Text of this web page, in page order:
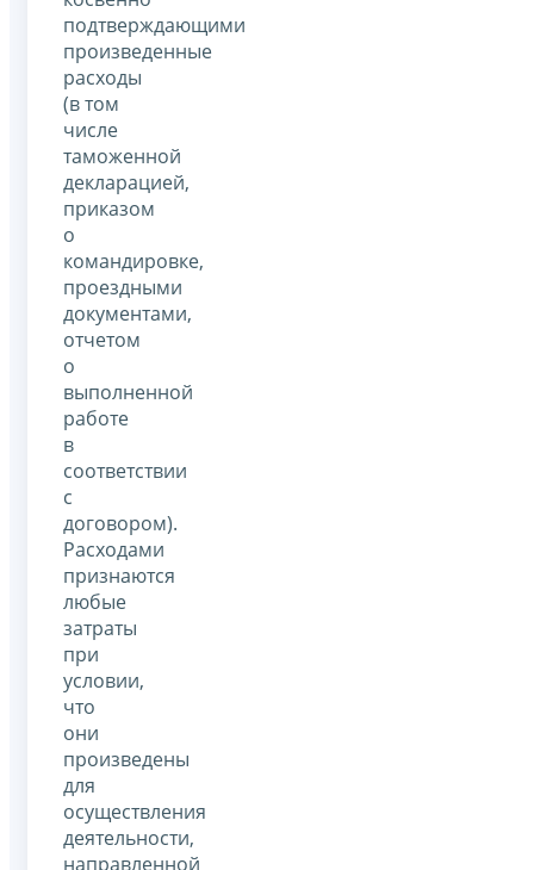
подтверждающими
произведенные
расходы
(в том
числе
таможенной
декларацией,
приказом
о
командировке,
проездными
документами,
отчетом
о
выполненной
работе
в
соответствии
с
договором).
Расходами
признаются
любые
затраты
при
условии,
что
они
произведены
для
осуществления
деятельности,
направленной